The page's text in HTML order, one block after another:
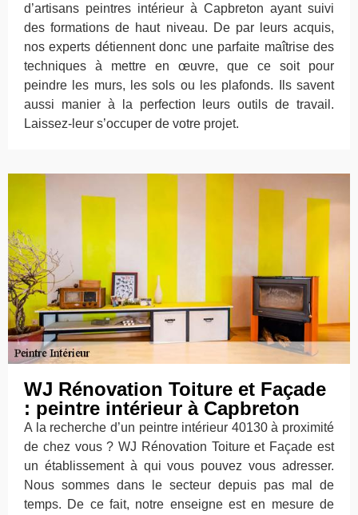
d’artisans peintres intérieur à Capbreton ayant suivi
des formations de haut niveau. De par leurs acquis,
nos experts détiennent donc une parfaite maîtrise des
techniques à mettre en œuvre, que ce soit pour
peindre les murs, les sols ou les plafonds. Ils savent
aussi manier à la perfection leurs outils de travail.
Laissez-leur s’occuper de votre projet.
WJ Rénovation Toiture et Façade
: peintre intérieur à Capbreton
A la recherche d’un peintre intérieur 40130 à proximité
de chez vous ? WJ Rénovation Toiture et Façade est
un établissement à qui vous pouvez vous adresser.
Nous sommes dans le secteur depuis pas mal de
temps. De ce fait, notre enseigne est en mesure de